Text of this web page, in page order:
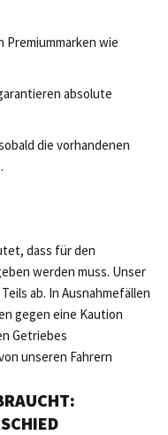
Premiummarken wie
absolute
die vorhandenen
dass für den
werden muss. Unser
ab. In Ausnahmefällen
gegen eine Kaution
Getriebes
unseren Fahrern